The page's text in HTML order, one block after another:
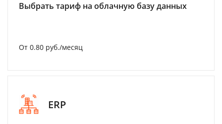
Выбрать тариф на облачную базу данных
От 0.80 руб./месяц
ERP